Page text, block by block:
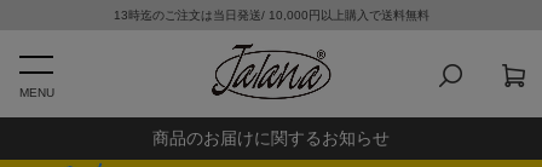
13時迄のご注文は当日発送/ 10,000円以上購入で送料無料
MENU
商品のお届けに関するお知らせ